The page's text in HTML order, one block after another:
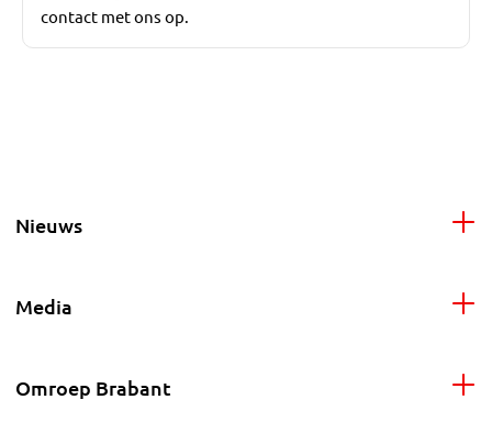
contact met ons op.
Nieuws
Media
Omroep Brabant